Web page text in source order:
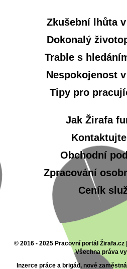
Zkušební lhůta
Dokonalý
Trable s
Nespokojenost
Tipy pro
Jak Žirafa
Obchodní
Zpracování
Ceník
© 2016 - 2025 Pracovní portál Žirafa.cz
Všechna práva
Inzerce práce a brigád, nové